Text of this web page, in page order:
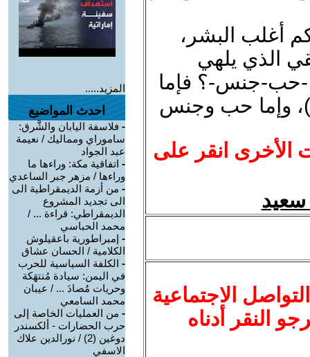
أغلب البشر،
الذي يلهي
-حب-جنس-؟ فإما
وإما حب وجنس
الأخرى انقر على
الاجتماعية
النقر أدناه
المزيد.....
احدث المواضيع
- فلاسفة اليابان والشَّرق:
ساموراي ومماليك / نعيمة
عبد الجواد
- اتفاقية مكة: وراءها ما
وراءها / مزهر جبر الساعدي
- من أزمة الديمقراطية الى
الى تجديد المشروع
الديمقراطي: قراءة ... /
محمد الحباسي
- إمبراطورية باعقيلوش
الكلامية / الحسان عشاق
- الكلفة السياسية للحرب
في اليمن: سيادة مُنتهَكة
وحريات مُصادَ ... / عيبان
محمد السامعي
- من العمليات الخاصة إلى
حرب الحضارات - ألكسندر
دوغين (2) / نورالدين علاك
الاسفي